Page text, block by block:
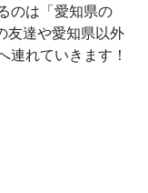
のは「愛知県の
達や愛知県以外
連れていきます！